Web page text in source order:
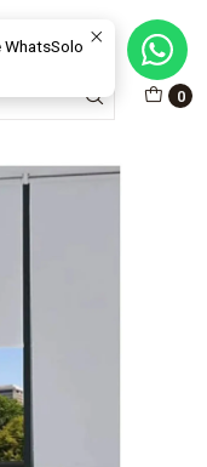
0
SOLUCIONES DE
HD 38
WhatsSolo